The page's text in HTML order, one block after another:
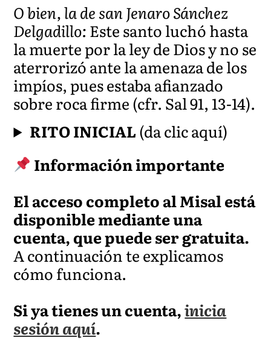
O bien, la de san Jenaro Sánchez
Delgadillo:Este santo luchó hasta
la muerte por la ley de Dios y no se
aterrorizó ante la amenaza de los
impíos, pues estaba afianzado
sobre roca firme (cfr. Sal 91, 13-14).
RITO INICIAL(da clic aquí)
Información importante
El acceso completo al Misal está
disponible mediante una
cuenta, que puede ser gratuita.
A continuación te explicamos
cómo funciona.
Si ya tienes un cuenta,inicia
sesión aquí.